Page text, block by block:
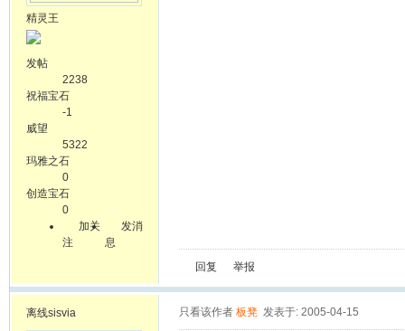
精灵王
发帖
2238
祝福宝石
-1
威望
5322
玛雅之石
0
创造宝石
0
加关
注
发消
息
回复 举报
离线sisvia 只看该作者 板凳 发表于: 2005-04-15